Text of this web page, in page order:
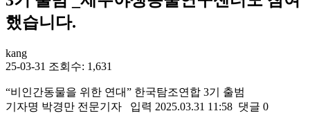
했습니다.
kang
25-03-31 조회수: 1,631
“비인간동물을 위한 연대” 한국탐조연합 3기 출범
기자명 박경만 전문기자 입력 2025.03.31 11:58 댓글 0